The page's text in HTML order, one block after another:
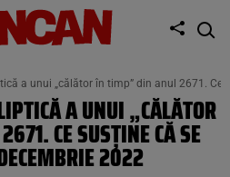
a unui „călător în timp” din anul 2671.
A UNUI „CĂLĂTOR
CE SUSȚINE CĂ SE
2022